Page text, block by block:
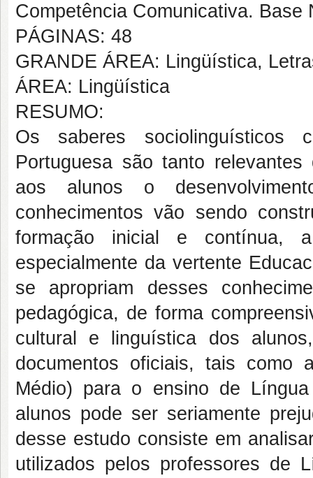
Competência Comunicativa. Base
PÁGINAS: 48
GRANDE ÁREA: Lingüística,
ÁREA: Lingüística
RESUMO:
Os saberes sociolinguísticos
Portuguesa são tanto
aos alunos o
conhecimentos vão sendo
formação inicial e contínua,
especialmente da vertente
se apropriam desses
pedagógica, de forma
cultural e linguística dos
documentos oficiais, tais como
Médio) para o ensino de
alunos pode ser seriamente
desse estudo consiste em
utilizados pelos professores de